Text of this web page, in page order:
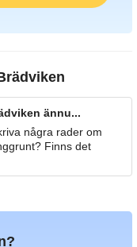
ännu...
några rader om
Finns det